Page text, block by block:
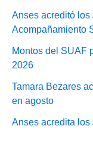
Anses acreditó los
Acompañamiento
Montos del SUAF
2026
Tamara Bezares
en agosto
Anses acredita